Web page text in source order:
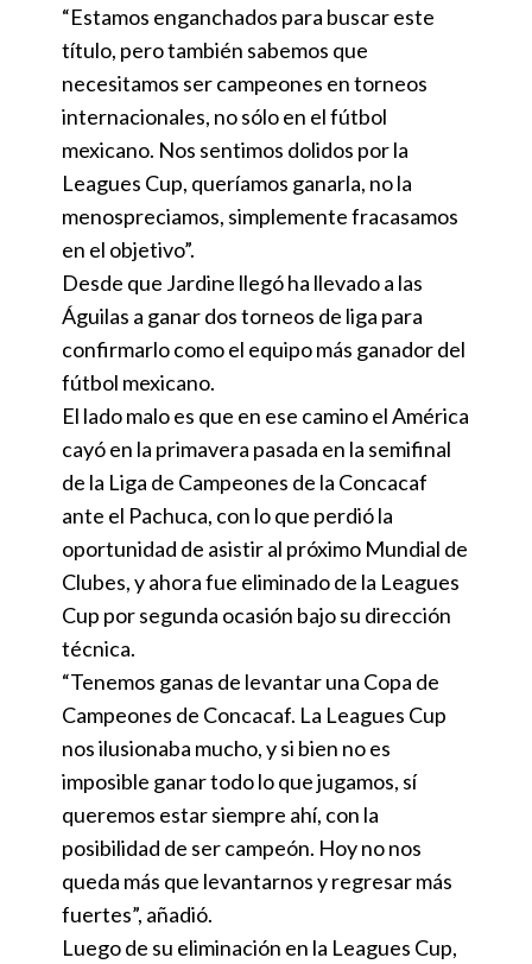
“Estamos enganchados para buscar este
título, pero también sabemos que
necesitamos ser campeones en torneos
internacionales, no sólo en el fútbol
mexicano. Nos sentimos dolidos por la
Leagues Cup, queríamos ganarla, no la
menospreciamos, simplemente fracasamos
en el objetivo”.
Desde que Jardine llegó ha llevado a las
Águilas a ganar dos torneos de liga para
confirmarlo como el equipo más ganador del
fútbol mexicano.
El lado malo es que en ese camino el América
cayó en la primavera pasada en la semifinal
de la Liga de Campeones de la Concacaf
ante el Pachuca, con lo que perdió la
oportunidad de asistir al próximo Mundial de
Clubes, y ahora fue eliminado de la Leagues
Cup por segunda ocasión bajo su dirección
técnica.
“Tenemos ganas de levantar una Copa de
Campeones de Concacaf. La Leagues Cup
nos ilusionaba mucho, y si bien no es
imposible ganar todo lo que jugamos, sí
queremos estar siempre ahí, con la
posibilidad de ser campeón. Hoy no nos
queda más que levantarnos y regresar más
fuertes”, añadió.
Luego de su eliminación en la Leagues Cup,